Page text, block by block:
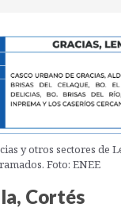
y otros sectores de
Foto: ENEE
Cortés